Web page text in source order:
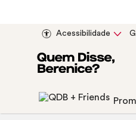
Acessibilidade